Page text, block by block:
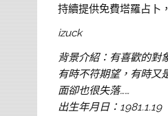
持續提供免費塔羅占卜
izuck
背景介紹：有喜歡的對
有時不符期望，有時又
面卻也很失落……
出生年月日：1981.1.19